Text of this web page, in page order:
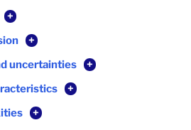
+
+
uncertainties
+
+
+